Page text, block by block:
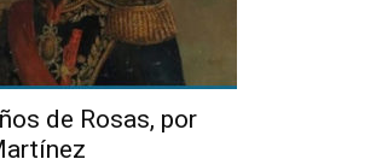
de Rosas, por